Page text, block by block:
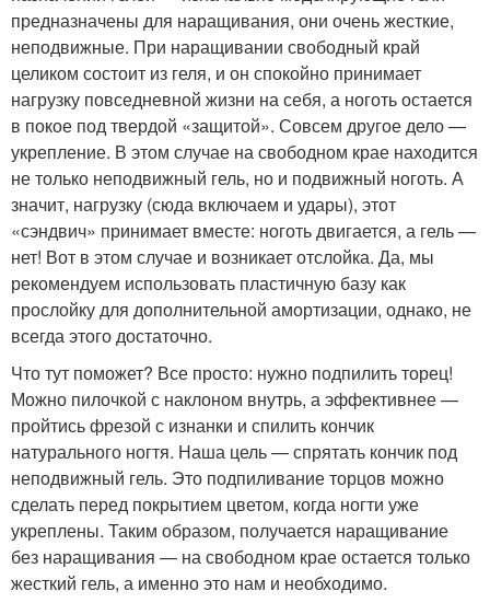
предназначены для наращивания, они очень жесткие,
неподвижные. При наращивании свободный край
целиком состоит из геля, и он спокойно принимает
нагрузку повседневной жизни на себя, а ноготь остается
в покое под твердой «защитой». Совсем другое дело —
укрепление. В этом случае на свободном крае находится
не только неподвижный гель, но и подвижный ноготь. А
значит, нагрузку (сюда включаем и удары), этот
«сэндвич» принимает вместе: ноготь двигается, а гель —
нет! Вот в этом случае и возникает отслойка. Да, мы
рекомендуем использовать пластичную базу как
прослойку для дополнительной амортизации, однако, не
всегда этого достаточно.
Что тут поможет? Все просто: нужно подпилить торец!
Можно пилочкой с наклоном внутрь, а эффективнее —
пройтись фрезой с изнанки и спилить кончик
натурального ногтя. Наша цель — спрятать кончик под
неподвижный гель. Это подпиливание торцов можно
сделать перед покрытием цветом, когда ногти уже
укреплены. Таким образом, получается наращивание
без наращивания — на свободном крае остается только
жесткий гель, а именно это нам и необходимо.